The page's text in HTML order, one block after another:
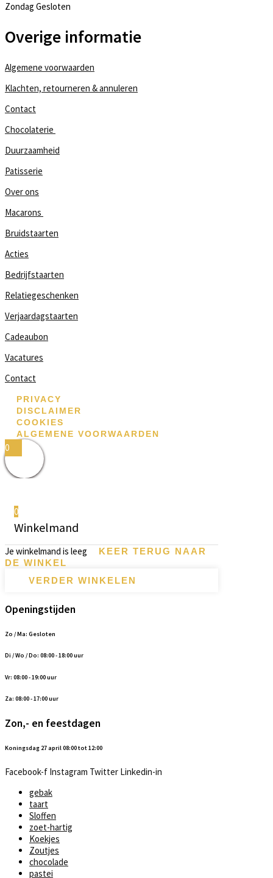
Zondag Gesloten
Overige informatie
Algemene voorwaarden
Klachten, retourneren & annuleren
Contact
Chocolaterie
Duurzaamheid
Patisserie
Over ons
Macarons
Bruidstaarten
Acties
Bedrijfstaarten
Relatiegeschenken
Verjaardagstaarten
Cadeaubon
Vacatures
Contact
PRIVACY
DISCLAIMER
COOKIES
ALGEMENE VOORWAARDEN
0
0
Winkelmand
Je winkelmand is leeg
KEER TERUG NAAR
DE WINKEL
VERDER WINKELEN
Openingstijden
Zo / Ma: Gesloten
Di / Wo / Do: 08:00 - 18:00 uur
Vr: 08:00 - 19:00 uur
Za: 08:00 - 17:00 uur
Zon,- en feestdagen
Koningsdag 27 april 08:00 tot 12:00
Facebook-f Instagram Twitter Linkedin-in
gebak
taart
Sloffen
zoet-hartig
Koekjes
Zoutjes
chocolade
pastei